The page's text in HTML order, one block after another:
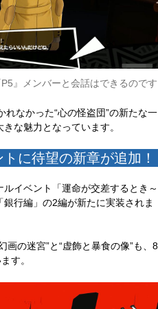
』メンバーと会話はできるのです
なかった“心の怪盗団”の新たな一
な魅力となっています。
に待望の新章が追加！
イベント「運命が交差するとき～
行編」の2編が新たに実装されま
の迷宮”と“虚飾と暴食の像”も、8
す。